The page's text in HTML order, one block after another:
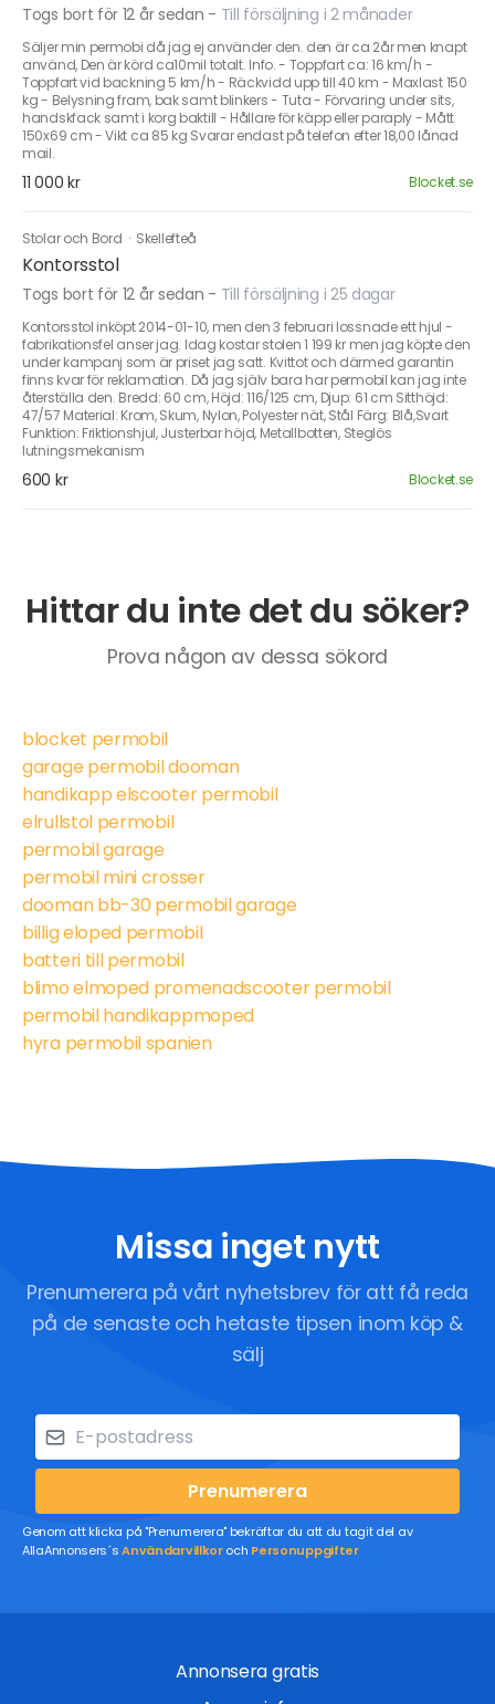
Togs bort för 12 år sedan - Till försäljning i 2 månader
Säljer min permobi då jag ej använder den. den är ca 2år men knapt
använd, Den är körd ca10mil totalt. Info. - Toppfart ca: 16 km/h -
Toppfart vid backning 5 km/h - Räckvidd upp till 40 km - Maxlast 150
kg - Belysning fram, bak samt blinkers - Tuta - Förvaring under sits,
handskfack samt i korg baktill - Hållare för käpp eller paraply - Mått
150x69 cm - Vikt ca 85 kg Svarar endast på telefon efter 18,00 lånad
mail.
11 000 kr Blocket.se
Stolar och Bord · Skellefteå
Kontorsstol
Togs bort för 12 år sedan - Till försäljning i 25 dagar
Kontorsstol inköpt 2014-01-10, men den 3 februari lossnade ett hjul -
fabrikationsfel anser jag. Idag kostar stolen 1 199 kr men jag köpte den
under kampanj som är priset jag satt. Kvittot och därmed garantin
finns kvar för reklamation. Då jag själv bara har permobil kan jag inte
återställa den. Bredd: 60 cm, Höjd: 116/125 cm, Djup: 61 cm Sitthöjd:
47/57 Material: Krom, Skum, Nylon, Polyester nät, Stål Färg: Blå,Svart
Funktion: Friktionshjul, Justerbar höjd, Metallbotten, Steglös
lutningsmekanism
600 kr Blocket.se
Hittar du inte det du söker?
Prova någon av dessa sökord
blocket permobil
garage permobil dooman
handikapp elscooter permobil
elrullstol permobil
permobil garage
permobil mini crosser
dooman bb-30 permobil garage
billig eloped permobil
batteri till permobil
blimo elmoped promenadscooter permobil
permobil handikappmoped
hyra permobil spanien
Missa inget nytt
Prenumerera på vårt nyhetsbrev för att få reda
på de senaste och hetaste tipsen inom köp &
sälj
Prenumerera
Genom att klicka på "Prenumerera" bekräftar du att du tagit del av
AllaAnnonsers´sAnvändarvillkoroch Personuppgifter
Annonsera gratis